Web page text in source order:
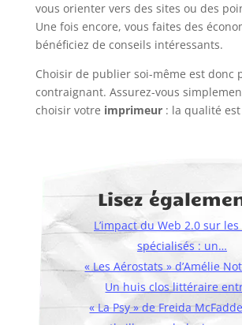
vous orienter vers des sites ou des
Une fois encore, vous faites des
bénéficiez de conseils intéressants.
Choisir de publier soi-même est donc
contraignant. Assurez-vous
choisir votre imprimeur: la qualité
Lisez
L’impact du Web 2.0 sur
spécialisés : un…
« Les Aérostats » d’Amélie
Un huis clos littéraire
« La Psy » de Freida